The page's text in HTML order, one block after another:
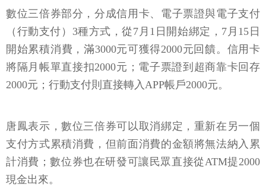
數位三倍券部分，分成信用卡、電子票證與電子支付
（行動支付）3種方式，從7月1日開始綁定，7月15日
開始累積消費，滿3000元可獲得2000元回饋。信用卡
將隔月帳單直接扣2000元；電子票證到超商靠卡回存
2000元；行動支付則直接轉入APP帳戶2000元。
唐鳳表示，數位三倍券可以取消綁定，重新在另一個
支付方式累積消費，但前面消費的金額將無法納入累
計消費；數位券也在研發可讓民眾直接從ATM提2000
現金出來。